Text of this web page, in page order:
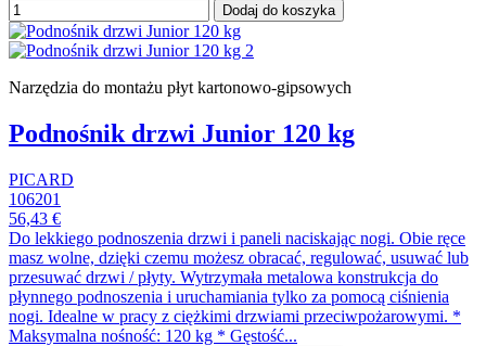
Dodaj do koszyka
Narzędzia do montażu płyt kartonowo-gipsowych
Podnośnik drzwi Junior 120 kg
PICARD
106201
56,43 €
Do lekkiego podnoszenia drzwi i paneli naciskając nogi. Obie ręce
masz wolne, dzięki czemu możesz obracać, regulować, usuwać lub
przesuwać drzwi / płyty. Wytrzymała metalowa konstrukcja do
płynnego podnoszenia i uruchamiania tylko za pomocą ciśnienia
nogi. Idealne w pracy z ciężkimi drzwiami przeciwpożarowymi. *
Maksymalna nośność: 120 kg * Gęstość...